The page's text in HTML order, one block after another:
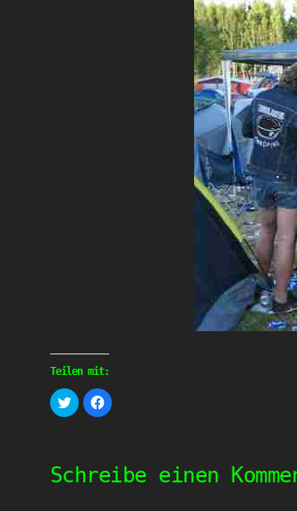
Teilen mit:
Klick,
um
über
(Wird
in
neuem
Klick,
um
(Wird
in
neuem
Schreibe einen